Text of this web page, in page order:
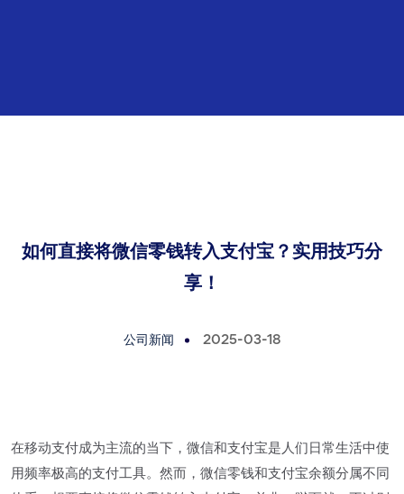
如何直接将微信零钱转入支付宝？实用技巧分
享！
公司新闻 2025-03-18
在移动支付成为主流的当下，微信和支付宝是人们日常生活中使
用频率极高的支付工具。然而，微信零钱和支付宝余额分属不同